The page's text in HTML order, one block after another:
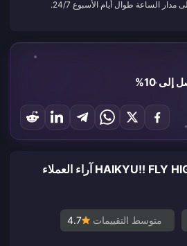
10%
HAIKYU!! FLY HIGH GLOBAL TOP UP آراء العملاء
متوسط التقييمات 4.7